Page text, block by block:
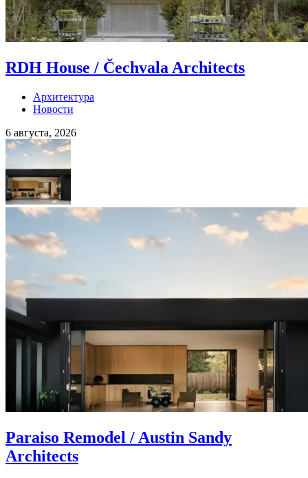
RDH House / Čechvala Architects
Архитектура
Новости
6 августа, 2026
Paraiso Remodel / Austin Sandy
Architects